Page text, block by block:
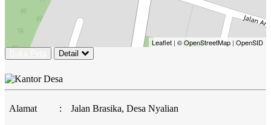
Leaflet | © OpenStreetMap | OpenSID
Detail
Alamat : Jalan Brasika, Desa Nyalian